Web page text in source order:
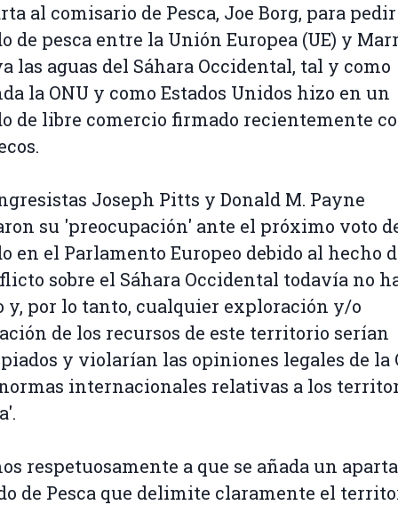
al comisario de Pesca, Joe Borg, para
de pesca entre la Unión Europea (UE) y
las aguas del Sáhara Occidental, tal y como
la ONU y como Estados Unidos hizo en un
de libre comercio firmado recientemente
Joseph Pitts y Donald M. Payne
su 'preocupación' ante el próximo voto
en el Parlamento Europeo debido al hecho
sobre el Sáhara Occidental todavía no
y, por lo tanto, cualquier exploración y/o
de los recursos de este territorio serían
y violarían las opiniones legales de la
internacionales relativas a los
respetuosamente a que se añada un
de Pesca que delimite claramente el